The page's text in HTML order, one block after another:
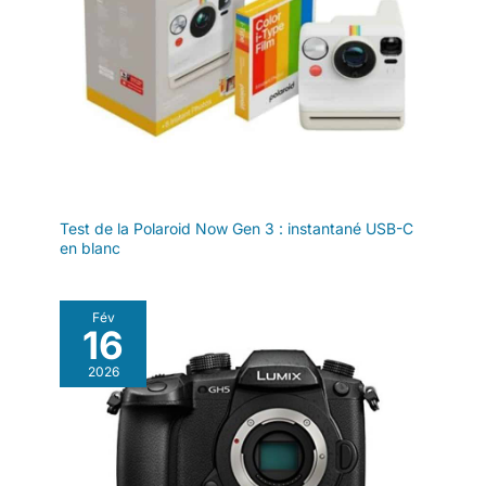
batteries rechargeables de
1050 mAh, vous permettant de
commencer à capturer des
moments immédiatement et de
profiter d’un temps de prise de
vue prolongé. Pour toute
question, notre service client
répond sous 24 heures
Test de la Polaroid Now Gen 3 : instantané USB-C
en blanc
Fév
16
2026